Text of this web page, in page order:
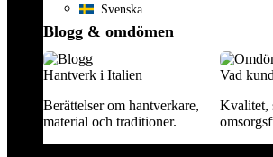
Svenska
Blogg & omdömen
Hantverk i Italien
Berättelser om hantverkare,
material och traditioner.
Vad
Kvalitet,